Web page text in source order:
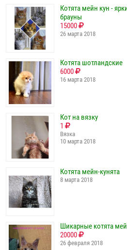
Котята мейн кун -
брауны
15000
26 марта 2018
Котята шотландские
6000
16 марта 2018
Кот на вязку
1
Вязка
10 марта 2018
Котята мейн-кунята
8 марта 2018
Шикарные котята
20000
26 февраля 2018